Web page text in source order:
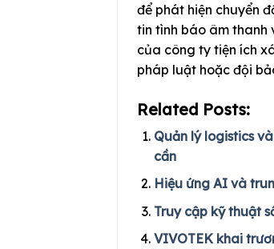
để phát hiện chuyển
tin tình báo âm thanh
của công ty tiện ích
pháp luật hoặc đội
Related Posts:
Quản lý logistics
cần
Hiệu ứng AI và
Truy cập kỹ thuật
VIVOTEK khai